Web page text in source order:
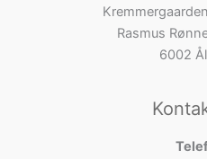
Rasmus
6002